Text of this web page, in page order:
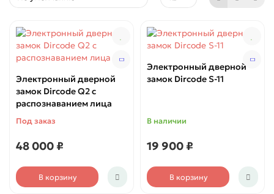
Электронный дверной
замок Dircode Q2 с
распознаванием лица
Под заказ
48 000 ₽
В корзину
Электронный дверной
замок Dircode S-11
В наличии
19 900 ₽
В корзину